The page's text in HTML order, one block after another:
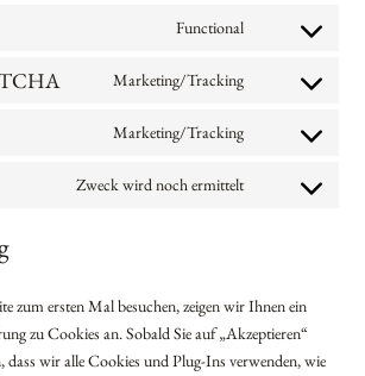
Functional
Consent
Marketing/Tracking
Consent
recaptcha
Marketing/Tracking
Consent
Zweck wird noch ermittelt
Consent
zum ersten Mal besuchen, zeigen wir Ihnen ein
zu Cookies an. Sobald Sie auf „Akzeptieren“
dass wir alle Cookies und Plug-Ins verwenden, wie